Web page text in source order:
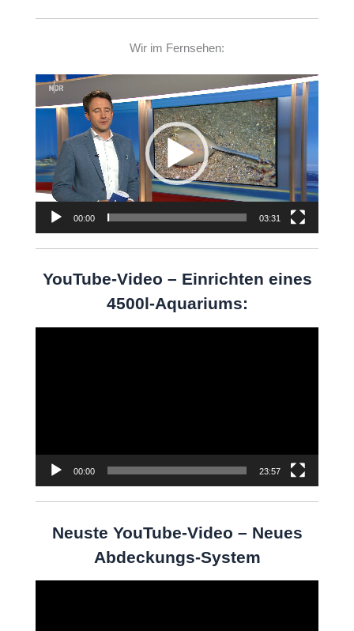
Wir im Fernsehen:
Player
00:00 03:31
YouTube-Video – Einrichten eines
4500l-Aquariums:
00:00 23:57
Neuste YouTube-Video – Neues
Abdeckungs-System